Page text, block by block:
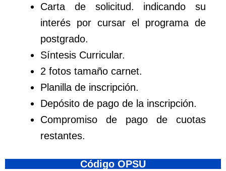
Carta de solicitud. indicando su
interés por cursar el programa de
postgrado.
Síntesis Curricular.
2 fotos tamaño carnet.
Planilla de inscripción.
Depósito de pago de la inscripción.
Compromiso de pago de cuotas
restantes.
Código OPSU